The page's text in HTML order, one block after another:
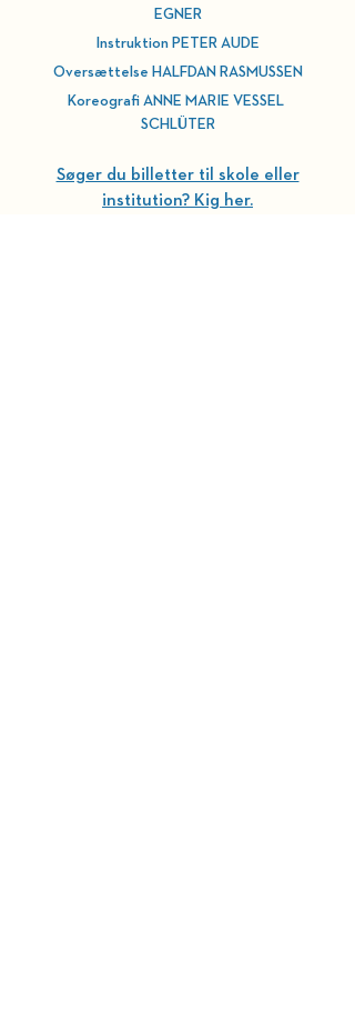
EGNER
Instruktion PETER AUDE
Oversættelse HALFDAN RASMUSSEN
Koreografi ANNE MARIE VESSEL
SCHLÜTER
Søger du billetter til skole eller
institution? Kig her.